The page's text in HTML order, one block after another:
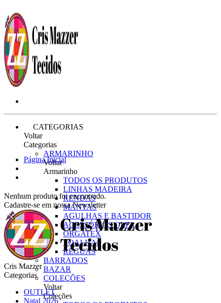
CATEGORIAS
Voltar
Categorias
ARMARINHO
Voltar
Armarinho
TODOS OS PRODUTOS
LINHAS MADEIRA
RENDAS
MANTAS
AGULHAS E BASTIDOR
ACESSÓRIOS OLFA
ORGATEX
TOALHAS
RÉGUAS
BARRADOS
BAZAR
COLEÇÕES
Voltar
Coleções
Página Inicial
Nenhum produto foi encontrado.
Cadastre-se em nossa Newsletter
Cris Mazzer
Categorias
OUTLET
Natal 2026